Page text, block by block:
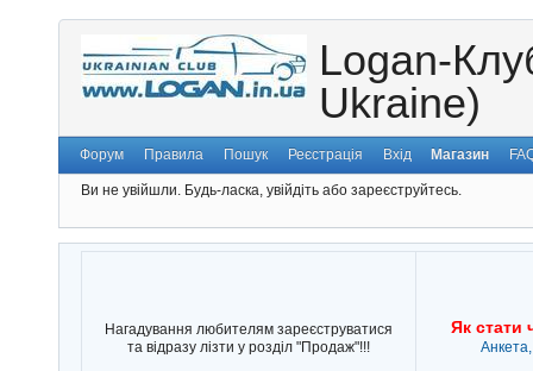
Logan-
Ukraine)
Форум Правила Пошук Реєстрація Вхід Магазин
Ви не увійшли. Будь-ласка, увійдіть або зареєструйтесь.
Нагадування любителям зареєструватися
та відразу лізти у розділ "Продаж"!!!
Як стати